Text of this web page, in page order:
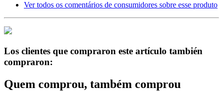
Ver todos os comentários de consumidores sobre esse produto
Los clientes que compraron este artículo también
compraron:
Quem comprou, também comprou